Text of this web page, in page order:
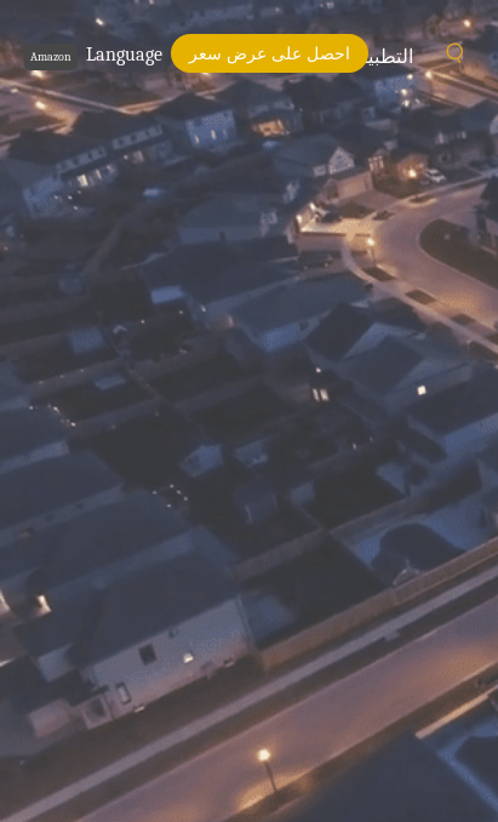
التطبيقاتاحصل على عرض سعر Language
Amazon